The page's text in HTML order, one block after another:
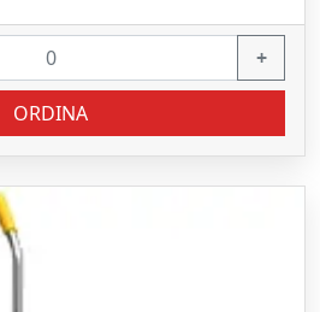
+
ORDINA